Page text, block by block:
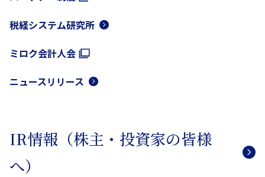
税経システム研究所
ミロク会計人会
ニュースリリース
IR情報（株主・投資家の皆様
へ）